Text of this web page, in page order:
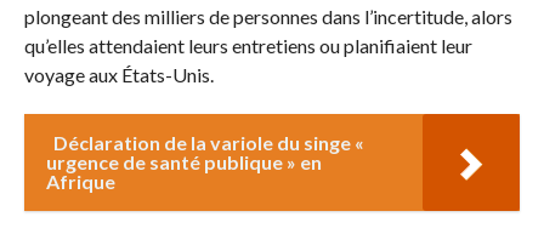
plongeant des milliers de personnes dans l’incertitude, alors
qu’elles attendaient leurs entretiens ou planifiaient leur
voyage aux États-Unis.
Déclaration de la variole du singe «
urgence de santé publique » en
Afrique